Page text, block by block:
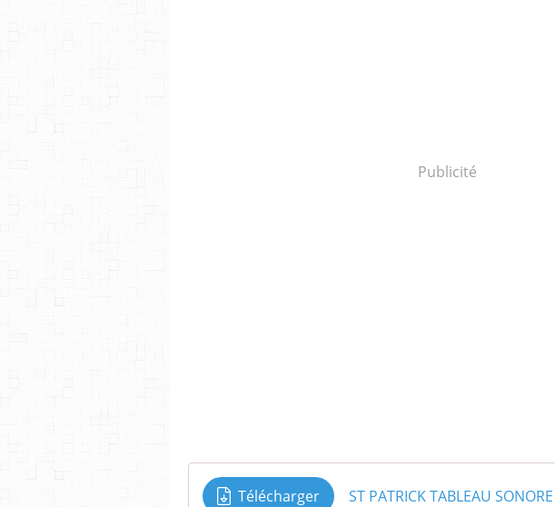
Publicité
Télécharger ST PATRICK TABLEAU SONORE